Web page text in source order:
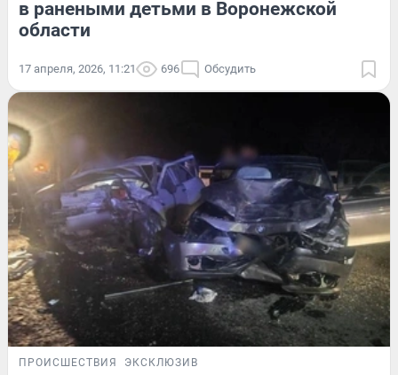
в ранеными детьми в Воронежской
области
17 апреля, 2026, 11:21 696 Обсудить
ПРОИСШЕСТВИЯ ЭКСКЛЮЗИВ